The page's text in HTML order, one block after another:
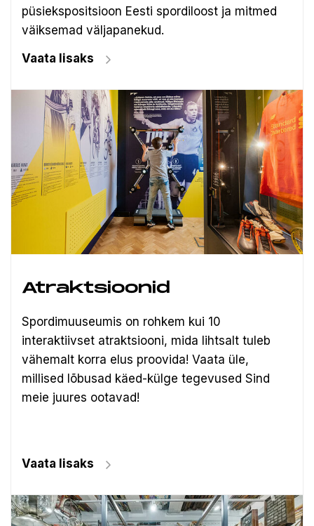
püsiekspositsioon Eesti spordiloost ja mitmed
väiksemad väljapanekud.
Vaata lisaks
Atraktsioonid
Spordimuuseumis on rohkem kui 10
interaktiivset atraktsiooni, mida lihtsalt tuleb
vähemalt korra elus proovida! Vaata üle,
millised lõbusad käed-külge tegevused Sind
meie juures ootavad!
Vaata lisaks